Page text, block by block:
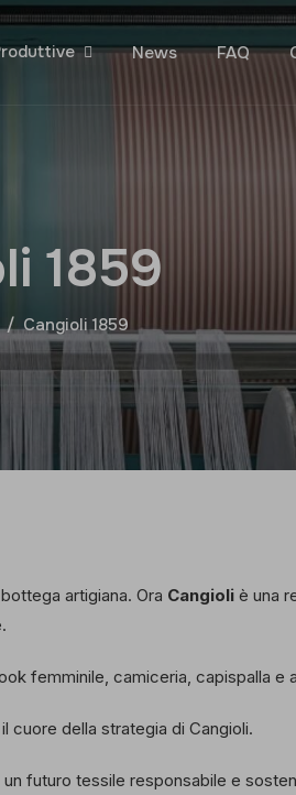
News FAQ
li 1859
Cangioli 1859
artigiana. Ora Cangioli è una
femminile, camiceria, capispalla e
cuore della strategia di Cangioli.
futuro tessile responsabile e